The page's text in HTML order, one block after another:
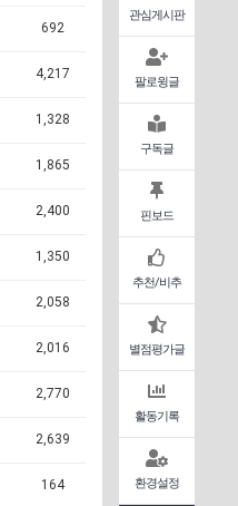
관심게시판
팔로윙글
구독글
핀보드
추천/비추
별점평가글
활동기록
환경설정
692
4,217
1,328
1,865
2,400
1,350
2,058
2,016
2,770
2,639
164